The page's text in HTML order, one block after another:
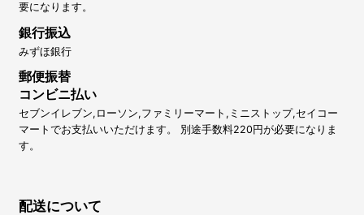
要になります。
銀行振込
みずほ銀行
郵便振替
コンビニ払い
セブンイレブン,ローソン,ファミリーマート,ミニストップ,セイコー
マートでお支払いいただけます。 別途手数料220円が必要になりま
す。
配送について